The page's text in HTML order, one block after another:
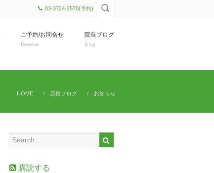
03-3724-2570(予約)
ご予約/お問合せ
Reserve
院長ブログ
Blog
HOME 店長ブログ お知らせ
購読する